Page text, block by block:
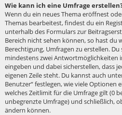
Wie kann ich eine Umfrage
Wenn du ein neues Thema eröffnest
Themas bearbeitest, findest du ein
unterhalb des Formulars zur
Bereich nicht sehen können, so hast du
Berechtigung, Umfragen zu erstellen.
mindestens zwei Antwortmöglichkeiten
eingeben und dabei sicherstellen, dass
eigenen Zeile steht. Du kannst auch
Benutzer“ festlegen, wie viele Optionen
welches Zeitlimit für die Umfrage gilt (0
unbegrenzte Umfrage) und schließlich,
ändern können.